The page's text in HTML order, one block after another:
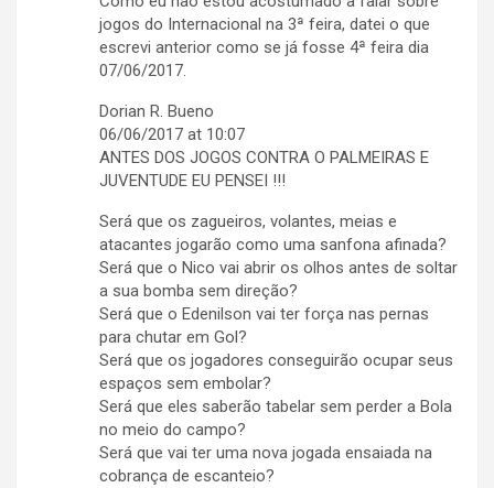
jogos do Internacional na 3ª feira, datei o que
escrevi anterior como se já fosse 4ª feira dia
07/06/2017.
Dorian R. Bueno
06/06/2017 at 10:07
ANTES DOS JOGOS CONTRA O PALMEIRAS E
JUVENTUDE EU PENSEI !!!
Será que os zagueiros, volantes, meias e
atacantes jogarão como uma sanfona afinada?
Será que o Nico vai abrir os olhos antes de soltar
a sua bomba sem direção?
Será que o Edenilson vai ter força nas pernas
para chutar em Gol?
Será que os jogadores conseguirão ocupar seus
espaços sem embolar?
Será que eles saberão tabelar sem perder a Bola
no meio do campo?
Será que vai ter uma nova jogada ensaiada na
cobrança de escanteio?